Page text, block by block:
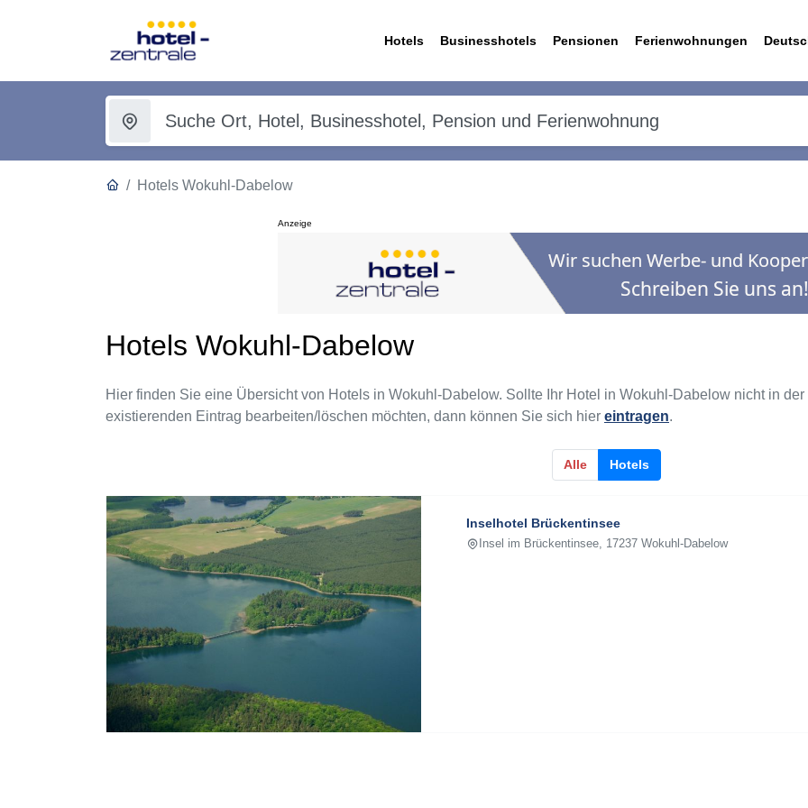
Hotels Businesshotels Pensionen Ferienwohnungen
Hotels Wokuhl-Dabelow
Anzeige
Hotels Wokuhl-Dabelow
Hier finden Sie eine Übersicht von Hotels in Wokuhl-Dabelow. Sollte Ihr Hotel in Wokuhl-Dabelow nicht in
existierenden Eintrag bearbeiten/löschen möchten, dann können Sie sich hier eintragen.
Alle Hotels
Inselhotel Brückentinsee
Insel im Brückentinsee, 17237 Wokuhl-Dabelow